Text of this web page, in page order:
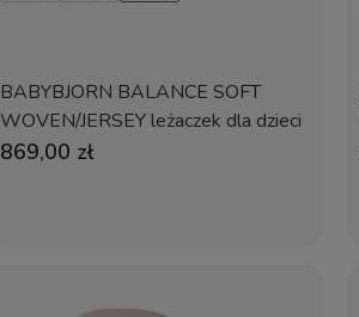
BABYBJORN BALANCE SOFT
WOVEN/JERSEY leżaczek dla dzieci
| Jasnoszałwiowy/Szary
869,00 zł